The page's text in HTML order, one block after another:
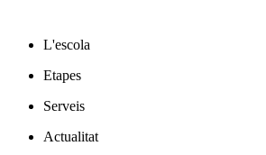
L'escola
Etapes
Serveis
Actualitat